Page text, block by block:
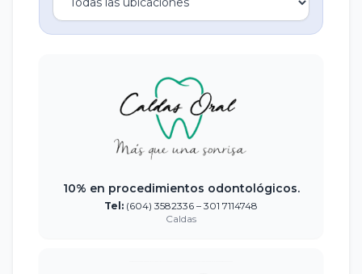
10% en procedimientos odontológicos.
Tel: (604) 3582336 – 301 7114748
Caldas